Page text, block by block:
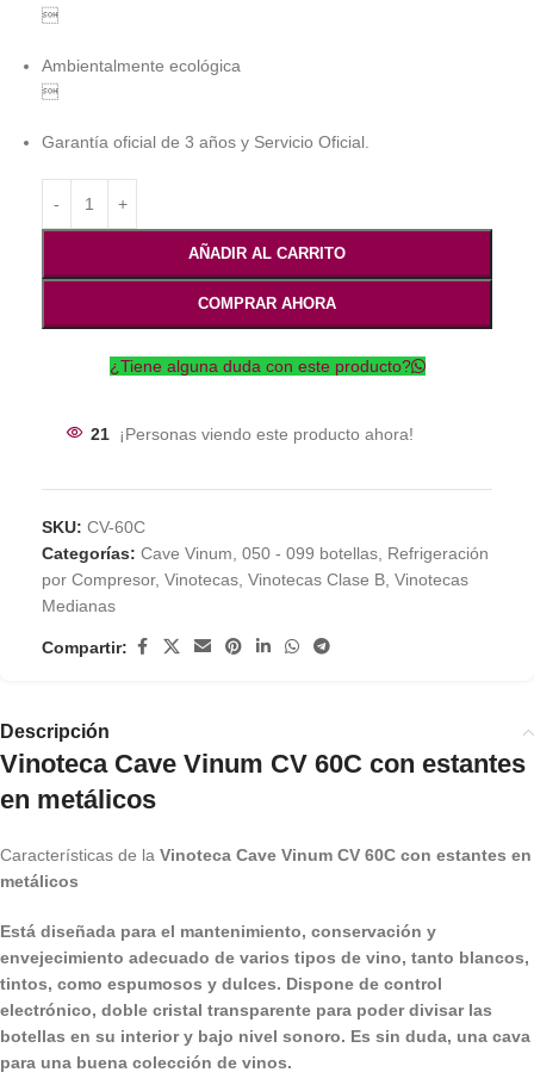

Ambientalmente ecológica

Garantía oficial de 3 años y Servicio Oficial.
AÑADIR AL CARRITO
COMPRAR AHORA
¿Tiene alguna duda con este producto?
21 ¡Personas viendo este producto ahora!
SKU: CV-60C
Categorías: Cave Vinum 050 - 099 botellas Refrigeración
por Compresor, Vinotecas Vinotecas Clase B Vinotecas
Medianas
Compartir:
Descripción
Vinoteca Cave Vinum CV 60C con estantes
en metálicos
Características de la Vinoteca Cave Vinum CV 60C con estantes en
metálicos
Está diseñada para el mantenimiento, conservación y
envejecimiento adecuado de varios tipos de vino, tanto blancos,
tintos, como espumosos y dulces. Dispone de control
electrónico, doble cristal transparente para poder divisar las
botellas en su interior y bajo nivel sonoro. Es sin duda, una cava
para una buena colección de vinos.